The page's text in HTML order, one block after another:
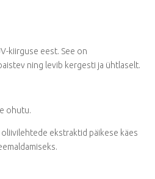
kiirguse eest. See on
ning levib kergesti ja ühtlaselt.
ohutu.
ekstraktid päikese käes